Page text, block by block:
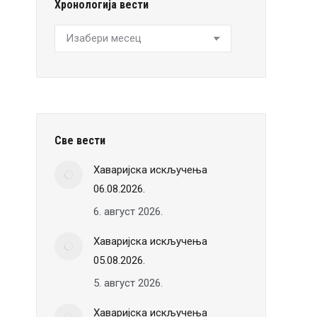
Хронологија вести
Хронологија
вести
Све вести
Хаваријска искључења
06.08.2026.
6. август 2026.
Хаваријска искључења
05.08.2026.
5. август 2026.
Хаваријска искључења